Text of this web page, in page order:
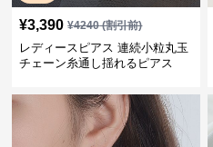
¥3,390 ¥4240(割引前)
レディースピアス 連続小粒丸玉
チェーン糸通し揺れるピアス